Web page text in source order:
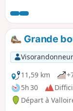
Thabor.
Grande
Visorandonneur
11,59 km
5h 30
Départ à